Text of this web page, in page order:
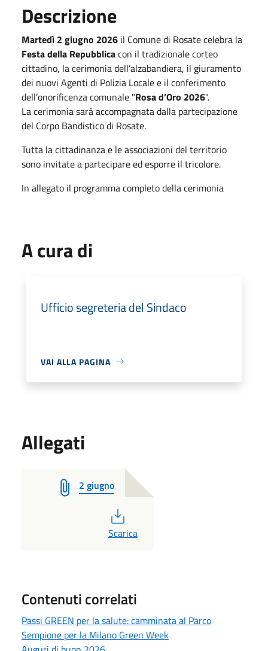
Descrizione
Martedì 2 giugno 2026 il Comune di Rosate celebra la
Festa della Repubblicacon il tradizionale corteo
cittadino, la cerimonia dell’alzabandiera, il giuramento
dei nuovi Agenti di Polizia Locale e il conferimento
dell’onorificenza comunale "Rosa d’Oro 2026".
La cerimonia sarà accompagnata dalla partecipazione
del Corpo Bandistico di Rosate.
Tutta la cittadinanza e le associazioni del territorio
sono invitate a partecipare ed esporre il tricolore.
In allegato il programma completo della cerimonia
A cura di
Ufficio segreteria del Sindaco
VAI ALLA PAGINA
Allegati
2 giugno
PDF
Scarica
Contenuti correlati
Passi GREEN per la salute: camminata al Parco
Sempione per la Milano Green Week